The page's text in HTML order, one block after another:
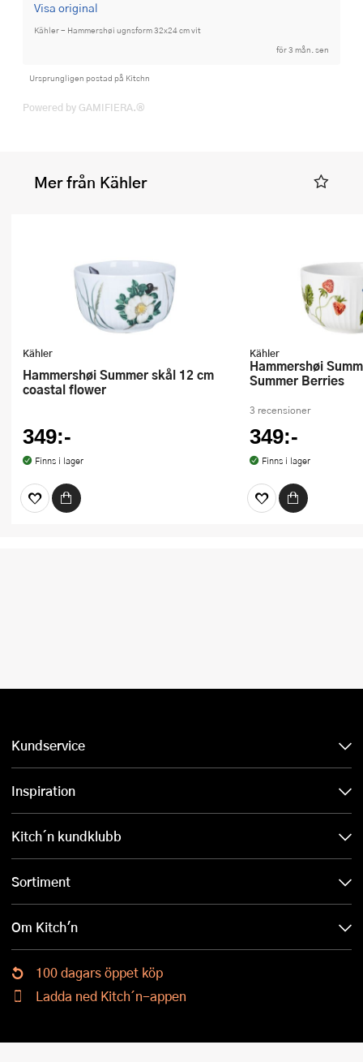
Visa original
Kähler - Hammershøi ugnsform 32x24 cm vit
för 3 mån. sen
Ursprungligen postad på Kitchn
Powered by GAMIFIERA.®
Mer från Kähler
Kähler
Hammershøi Summer skål 12 cm
coastal flower
349:-
Finns i lager
Kähler
Hammershøi Summer Skål 12 cm
Summer Berries
3 recensioner
349:-
Finns i lager
Kundservice
Inspiration
Kitch´n kundklubb
Sortiment
Om Kitch'n
100 dagars öppet köp
Ladda ned Kitch´n-appen